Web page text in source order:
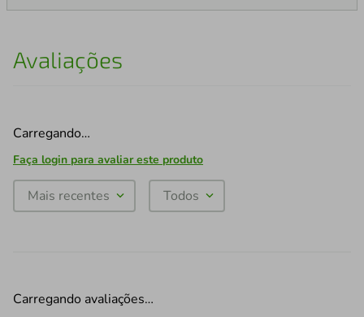
Avaliações
Carregando…
Faça login para avaliar este produto
Mais recentes Todos
Carregando avaliações…